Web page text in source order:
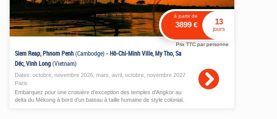
à partir de
3899€ 13
jours
Prix TTC par personne
Siem Reap, Phnom Penh(Cambodge) -Hô-Chi-Minh Ville, My Tho, Sa
Déc, Vinh Long(Vietnam)
Dates: octobre novembre 2026, mars avril octobre novembre 2027
Paris
Embarquez pour une croisière d’exception des temples d’Angkor au
delta du Mékong à bord d’un bateau à taille humaine de style colonial.